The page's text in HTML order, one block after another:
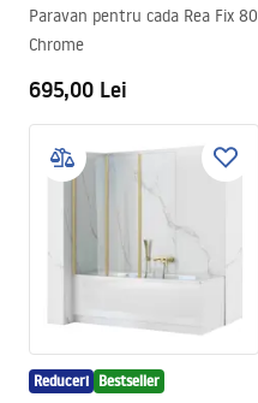
Paravan pentru cada Rea Fix 80
Chrome
695,00 Lei
Reduceri Bestseller